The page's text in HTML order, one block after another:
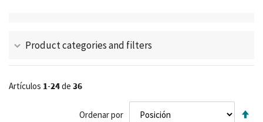
Product categories and filters
Artículos 1-24de 36
Ordenar por